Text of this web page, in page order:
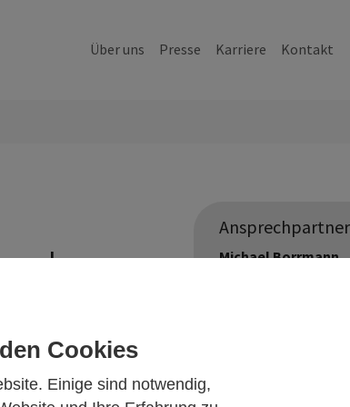
Cookies
Einige sind notwendig,
Über uns Presse Karriere Kontakt
oder
oder zu erwarten
Ansprechpartner
Michael Borrmann